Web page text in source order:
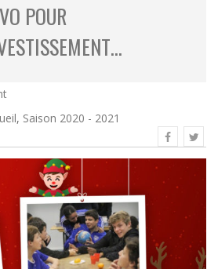
POUR
, Saison 2020 - 2021